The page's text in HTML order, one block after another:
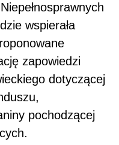
wspierała
zapowiedzi
dotyczącej
pochodzącej